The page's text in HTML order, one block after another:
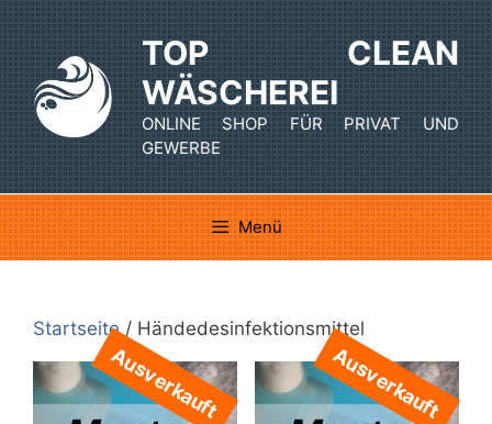
Zum
Inhalt
springen
TOP CLEAN
WÄSCHEREI
ONLINE SHOP FÜR PRIVAT UND
GEWERBE
Menü
Startseite/ Händedesinfektionsmittel
Ausverkauft Ausverkauft